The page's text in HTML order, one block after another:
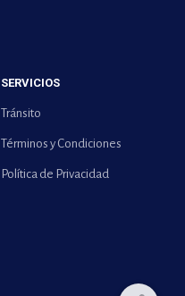
SERVICIOS
Tránsito
Términos y Condiciones
Política de Privacidad